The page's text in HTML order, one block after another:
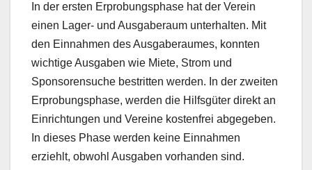
In der ersten Erprobungsphase hat der Verein
einen Lager- und Ausgaberaum unterhalten. Mit
den Einnahmen des Ausgaberaumes, konnten
wichtige Ausgaben wie Miete, Strom und
Sponsorensuche bestritten werden. In der zweiten
Erprobungsphase, werden die Hilfsgüter direkt an
Einrichtungen und Vereine kostenfrei abgegeben.
In dieses Phase werden keine Einnahmen
erziehlt, obwohl Ausgaben vorhanden sind.